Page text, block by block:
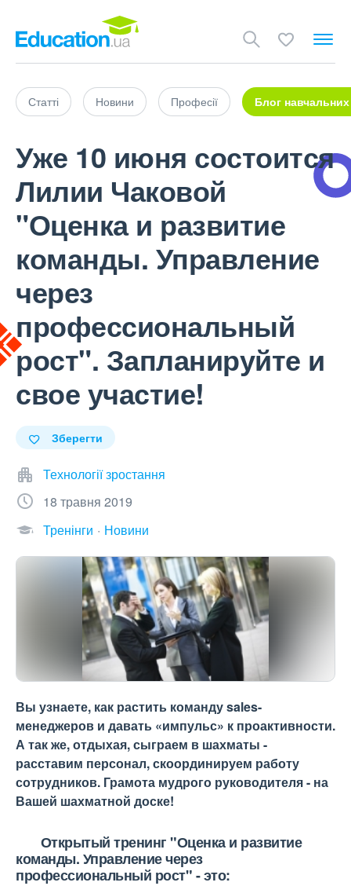
Статті Новини Професії Блог навчальних
Уже 10 июня состоится
Лилии Чаковой
"Оценка и развитие
команды. Управление
через
профессиональный
рост". Запланируйте и
свое участие!
Зберегти
Технології зростання
18 травня 2019
Тренінги
Новини
Вы узнаете, как растить команду sales-
менеджеров и давать «импульс» к проактивности.
А так же, отдыхая, сыграем в шахматы -
расставим персонал, скоординируем работу
сотрудников. Грамота мудрого руководителя - на
Вашей шахматной доске!
Открытый тренинг "Оценка и развитие
команды. Управление через
профессиональный рост"- это: